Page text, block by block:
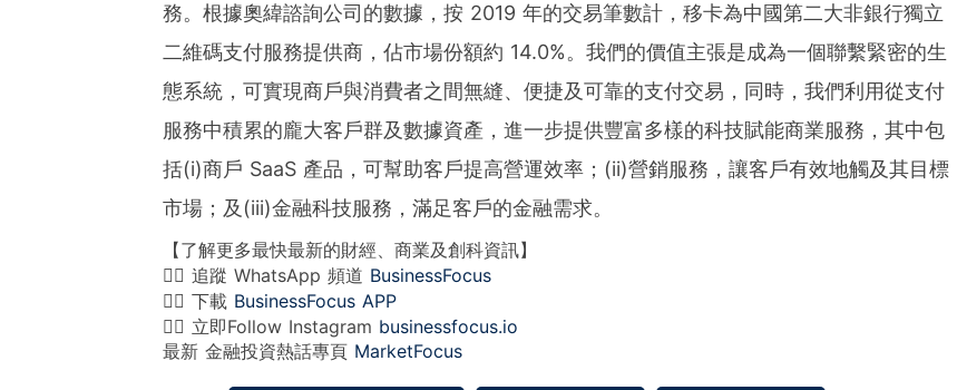
務。根據奧緯諮詢公司的數據，按 2019 年的交易筆數計，移卡為中國第二大非銀行獨立
二維碼支付服務提供商，佔市場份額約 14.0%。我們的價值主張是成為一個聯繫緊密的生
態系統，可實現商戶與消費者之間無縫、便捷及可靠的支付交易，同時，我們利用從支付
服務中積累的龐大客戶群及數據資產，進一步提供豐富多樣的科技賦能商業服務，其中包
括(i)商戶 SaaS 產品，可幫助客戶提高營運效率；(ii)營銷服務，讓客戶有效地觸及其目標
市場；及(iii)金融科技服務，滿足客戶的金融需求。
【了解更多最快最新的財經、商業及創科資訊】
👉🏻 追蹤 WhatsApp 頻道 BusinessFocus
👉🏻 下載 BusinessFocus APP
👉🏻 立即Follow Instagram businessfocus.io
最新 金融投資熱話專頁 MarketFocus